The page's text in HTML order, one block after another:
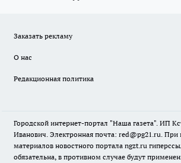
Заказать рекламу
О нас
Редакционная политика
Городской интернет-портал "Наша газета". ИП
Иванович. Электронная почта: red@pg21.ru. При
материалов новостного портала ngzt.ru
обязательна, в противном случае будут